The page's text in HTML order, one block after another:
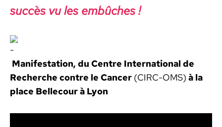
suc­cès vu les embûch­es !
Man­i­fes­ta­tion, du Cen­tre Inter­na­tion­al de
Recherche con­tre le Can­cer (CIRC-OMS) à la
place Bel­le­courà Lyon